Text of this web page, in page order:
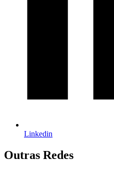
Linkedin
Outras Redes